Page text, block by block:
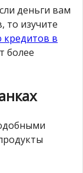
деньги вам
то изучите
в
более